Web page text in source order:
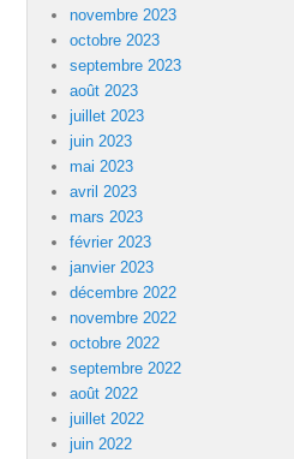
novembre 2023
octobre 2023
septembre 2023
août 2023
juillet 2023
juin 2023
mai 2023
avril 2023
mars 2023
février 2023
janvier 2023
décembre 2022
novembre 2022
octobre 2022
septembre 2022
août 2022
juillet 2022
juin 2022